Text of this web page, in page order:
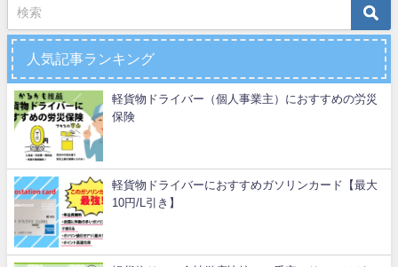
人気記事ランキング
軽貨物ドライバー（個人事業主）におすすめの労災
保険
軽貨物ドライバーにおすすめガソリンカード【最大
10円/L引き】